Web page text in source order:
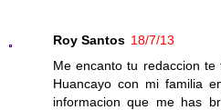
Roy Santos 18/7/13
Me encanto tu redaccion
Huancayo con mi familia
informacion que me has